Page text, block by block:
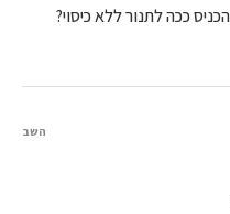
ככה לתנור ללא כיסוי?
השב